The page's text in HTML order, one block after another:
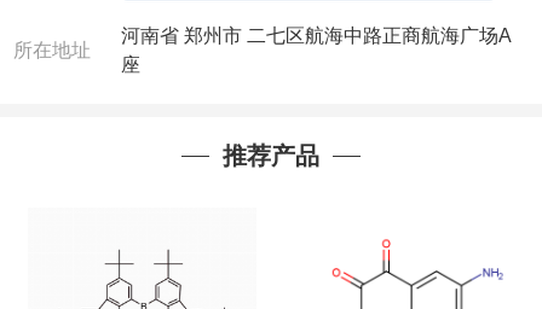
所在地址
河南省 郑州市 二七区航海中路正商航海广场A
座
推荐产品